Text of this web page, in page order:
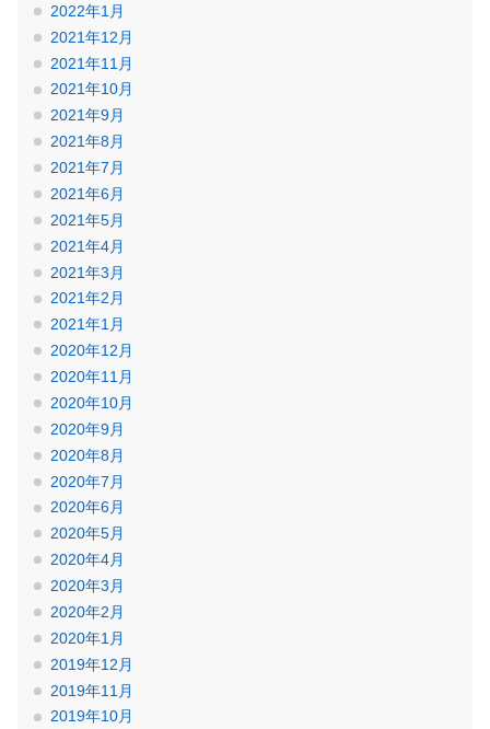
2022年1月
2021年12月
2021年11月
2021年10月
2021年9月
2021年8月
2021年7月
2021年6月
2021年5月
2021年4月
2021年3月
2021年2月
2021年1月
2020年12月
2020年11月
2020年10月
2020年9月
2020年8月
2020年7月
2020年6月
2020年5月
2020年4月
2020年3月
2020年2月
2020年1月
2019年12月
2019年11月
2019年10月